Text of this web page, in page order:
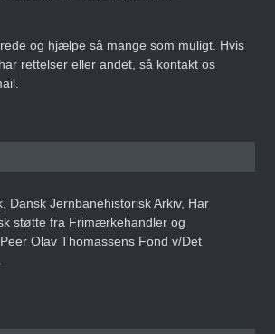
og hjælpe så mange som muligt. Hvis
rettelser eller andet, så kontakt os
Dansk Jernbanehistorisk Arkiv, Har
støtte fra Frimærkehandler og
Olav Thomassens Fond v/Det